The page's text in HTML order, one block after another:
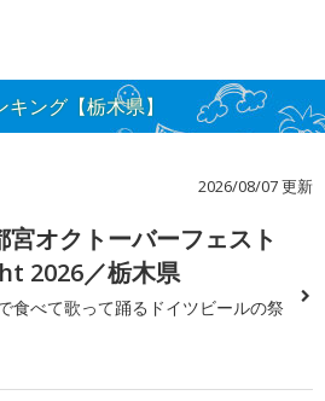
ング【栃木県】
2026/08/07 更新
宮オクトーバーフェスト
2026／栃木県
食べて歌って踊るドイツビールの祭